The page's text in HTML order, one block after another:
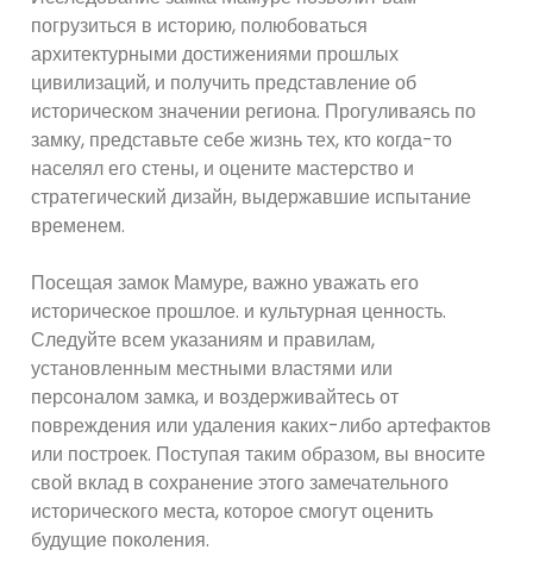
погрузиться в историю, полюбоваться
архитектурными достижениями прошлых
цивилизаций, и получить представление об
историческом значении региона. Прогуливаясь по
замку, представьте себе жизнь тех, кто когда-то
населял его стены, и оцените мастерство и
стратегический дизайн, выдержавшие испытание
временем.
Посещая замок Мамуре, важно уважать его
историческое прошлое. и культурная ценность.
Следуйте всем указаниям и правилам,
установленным местными властями или
персоналом замка, и воздерживайтесь от
повреждения или удаления каких-либо артефактов
или построек. Поступая таким образом, вы вносите
свой вклад в сохранение этого замечательного
исторического места, которое смогут оценить
будущие поколения.